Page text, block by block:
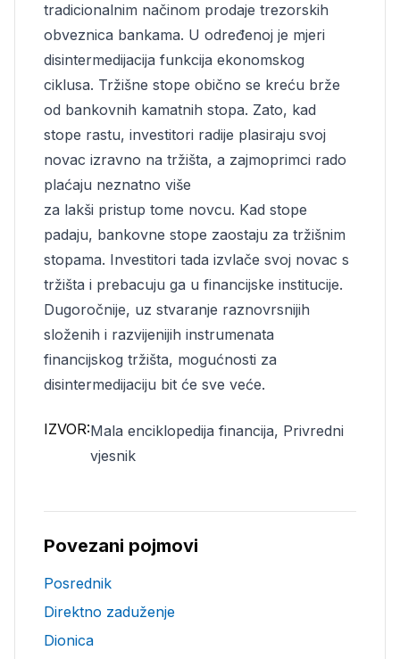
tradicionalnim načinom prodaje trezorskih
obveznica bankama. U određenoj je mjeri
disintermedijacija funkcija ekonomskog
ciklusa. Tržišne stope obično se kreću brže
od bankovnih kamatnih stopa. Zato, kad
stope rastu, investitori radije plasiraju svoj
novac izravno na tržišta, a zajmoprimci rado
plaćaju neznatno više
za lakši pristup tome novcu. Kad stope
padaju, bankovne stope zaostaju za tržišnim
stopama. Investitori tada izvlače svoj novac s
tržišta i prebacuju ga u financijske institucije.
Dugoročnije, uz stvaranje raznovrsnijih
složenih i razvijenijih instrumenata
financijskog tržišta, mogućnosti za
disintermedijaciju bit će sve veće.
IZVOR:Mala enciklopedija financija, Privredni
vjesnik
Povezani pojmovi
Posrednik
Direktno zaduženje
Dionica